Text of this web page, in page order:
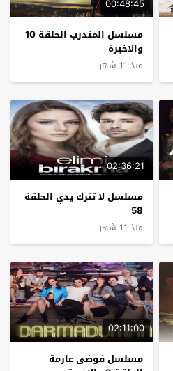
00:48:45
مسلسل المتدرب الحلقة 10
والاخيرة
منذ 11 شهر
02:36:21
مسلسل لا تترك يدي الحلقة
58
منذ 11 شهر
02:11:00
مسلسل فوضى عارمة